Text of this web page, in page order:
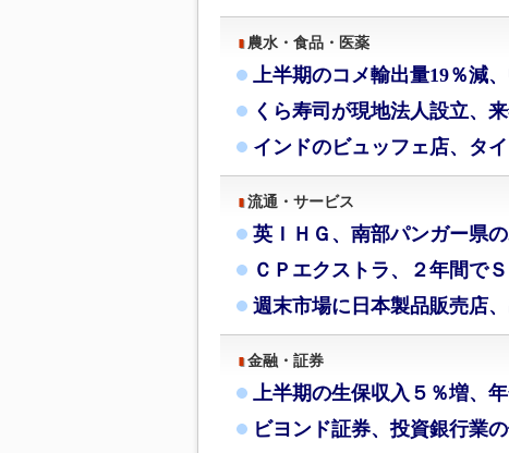
農水・食品・医薬
上半期のコメ輸出量19％減
くら寿司が現地法人設立、
インドのビュッフェ店、タ
流通・サービス
英ＩＨＧ、南部パンガー県
ＣＰエクストラ、２年間で
週末市場に日本製品販売店
金融・証券
上半期の生保収入５％増、
ビヨンド証券、投資銀行業